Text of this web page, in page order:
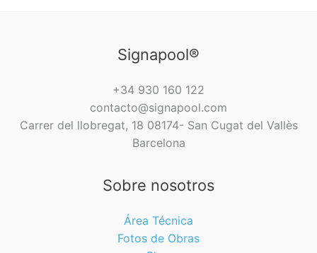
Signapool®
+34 930 160 122
contacto@signapool.com
Carrer del llobregat, 18 08174- San Cugat del Vallès
Barcelona
Sobre nosotros
Área Técnica
Fotos de Obras